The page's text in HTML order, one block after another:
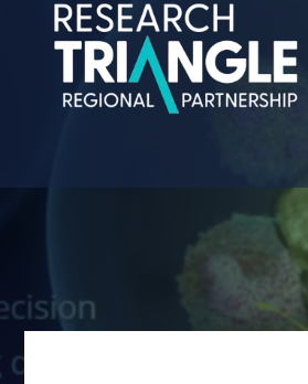
Hoppa till innehållet